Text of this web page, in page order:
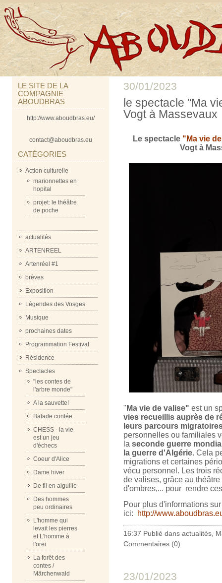
LE SITE DE LA
COMPAGNIE
ABOUDBRAS
http://www.aboudbras.eu/
contact@aboudbras.eu
CATÉGORIES
Action culturelle
marionnettes en
hopital
projet: le théâtre
de poche
actualités
ARTENREEL
Artenréel #1
brèves
Exposition
Légendes des Vosges
Musique
prochaines dates
Programmation Festival
Résidence
Spectacles
"les contes de
l'arbre monde"
A la sauvette!
Balade contée
CHESS - la vie
est un jeu
d'échecs
Coeur d'Alice
Dame hiver
De fil en aiguille
Des hommes
peu ordinaires
L'homme qui
levait les pierres
et L'homme à
l'orei
La forêt des
contes /
Märchenwald
30/01/2023
le spectacle "Ma
Vogt à Massevaux
Le spectacle "Ma vie
Vogt à
" Ma vie de valise" est un
vies recueillis auprès de
leurs parcours
personnelles ou familiales
la seconde guerre
la guerre d'Algérie. Cela
migrations et certaines
vécu personnel. Les trois
de valises, grâce au
d'ombres,... pour rendre
Pour plus d'informations
ici:
http://
16:37 Publié dans actualités
Commentaires (0)
23/01/2023